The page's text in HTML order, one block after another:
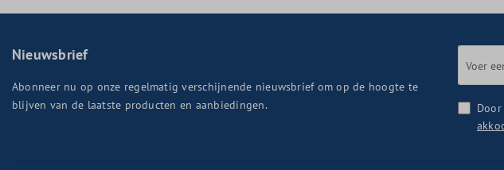
Nieuwsbrief
Abonneer nu op onze regelmatig verschijnende nieuwsbrief om op de hoogte te
blijven van de laatste producten en aanbiedingen.